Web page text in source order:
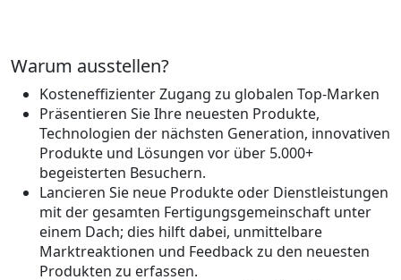
Warum ausstellen?
Kosteneffizienter Zugang zu globalen Top-Marken
Präsentieren Sie Ihre neuesten Produkte,
Technologien der nächsten Generation, innovativen
Produkte und Lösungen vor über 5.000+
begeisterten Besuchern.
Lancieren Sie neue Produkte oder Dienstleistungen
mit der gesamten Fertigungsgemeinschaft unter
einem Dach; dies hilft dabei, unmittelbare
Marktreaktionen und Feedback zu den neuesten
Produkten zu erfassen.